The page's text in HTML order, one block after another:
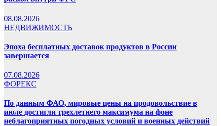
08.08.2026
НЕДВИЖИМОСТЬ
Эпоха бесплатных доставок продуктов в России
завершается
07.08.2026
ФОРЕКС
По данным ФАО, мировые цены на продовольствие в
июле достигли трехлетнего максимума на фоне
неблагоприятных погодных условий и военных действий